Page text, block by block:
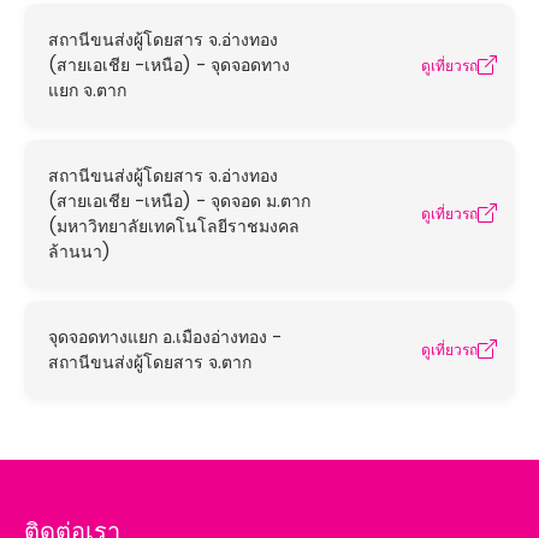
สถานีขนส่งผู้โดยสาร จ.อ่างทอง
(สายเอเชีย -เหนือ) - จุดจอดทาง
แยก จ.ตาก
ดูเที่ยวรถ
สถานีขนส่งผู้โดยสาร จ.อ่างทอง
(สายเอเชีย -เหนือ) - จุดจอด ม.ตาก
(มหาวิทยาลัยเทคโนโลยีราชมงคล
ล้านนา)
ดูเที่ยวรถ
จุดจอดทางแยก อ.เมืองอ่างทอง -
สถานีขนส่งผู้โดยสาร จ.ตาก
ดูเที่ยวรถ